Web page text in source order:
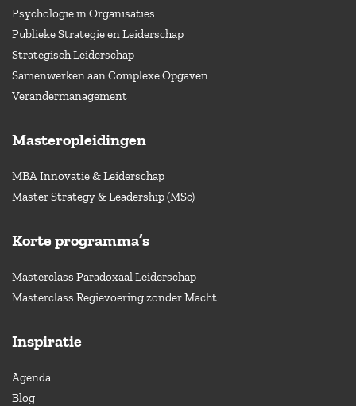
Psychologie in Organisaties
Publieke Strategie en Leiderschap
Strategisch Leiderschap
Samenwerken aan Complexe Opgaven
Verandermanagement
Masteropleidingen
MBA Innovatie & Leiderschap
Master Strategy & Leadership (MSc)
Korte programma’s
Masterclass Paradoxaal Leiderschap
Masterclass Regievoering zonder Macht
Inspiratie
Agenda
Blog